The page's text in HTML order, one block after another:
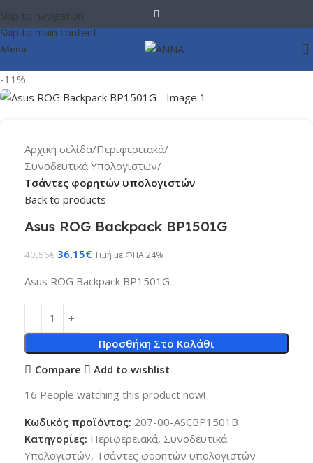
Skip to navigation
Skip to main content
Menu
-11%
Αρχική σελίδα Περιφερειακά
Συνοδευτικά Υπολογιστών
Τσάντες φορητών υπολογιστών
Back to products
Asus ROG Backpack BP1501G
40,56€ 36,15€ Τιμή με ΦΠΑ 24%
Asus ROG Backpack BP1501G
Προσθήκη Στο Καλάθι
Compare
Add to wishlist
16 People watching this product now!
Κωδικός προϊόντος: 207-00-ASCBP1501B
Κατηγορίες: Περιφερειακά, Συνοδευτικά
Υπολογιστών, Τσάντες φορητών υπολογιστών